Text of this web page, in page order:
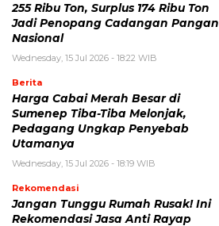
255 Ribu Ton, Surplus 174 Ribu Ton
Jadi Penopang Cadangan Pangan
Nasional
Wednesday, 15 Jul 2026 - 18:22 WIB
Berita
Harga Cabai Merah Besar di
Sumenep Tiba-Tiba Melonjak,
Pedagang Ungkap Penyebab
Utamanya
Wednesday, 15 Jul 2026 - 18:19 WIB
Rekomendasi
Jangan Tunggu Rumah Rusak! Ini
Rekomendasi Jasa Anti Rayap